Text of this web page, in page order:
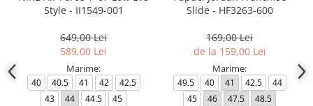
Style - II1549-001
649,00 Lei
589,00 Lei
Marime:
40 40.5 41 42
42.5
43
44 44.5 45
Slide - HF3263-600
169,00 Lei
de la 159,00 Lei
Marime:
49.5 40 41 42.5
44
45
46 47.5 48.5